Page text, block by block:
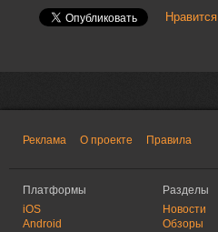
Нравится
Реклама О проекте Правила
Платформы
iOS
Android
Разделы
Новости
Обзоры